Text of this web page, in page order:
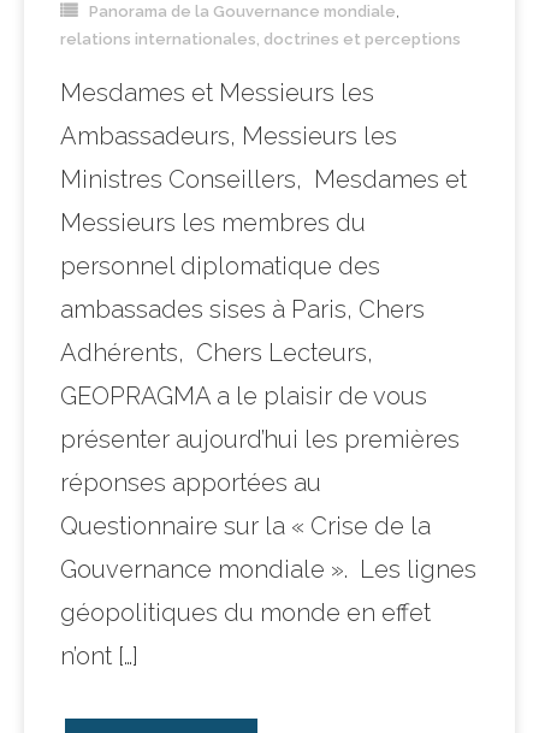
Panorama de la Gouvernance mondiale
relations internationales, doctrines et perceptions
Mesdames et Messieurs les
Ambassadeurs, Messieurs les
Ministres Conseillers, Mesdames et
Messieurs les membres du
personnel diplomatique des
ambassades sises à Paris, Chers
Adhérents, Chers Lecteurs,
GEOPRAGMA a le plaisir de vous
présenter aujourd’hui les premières
réponses apportées au
Questionnaire sur la « Crise de la
Gouvernance mondiale ». Les lignes
géopolitiques du monde en effet
n’ont […]